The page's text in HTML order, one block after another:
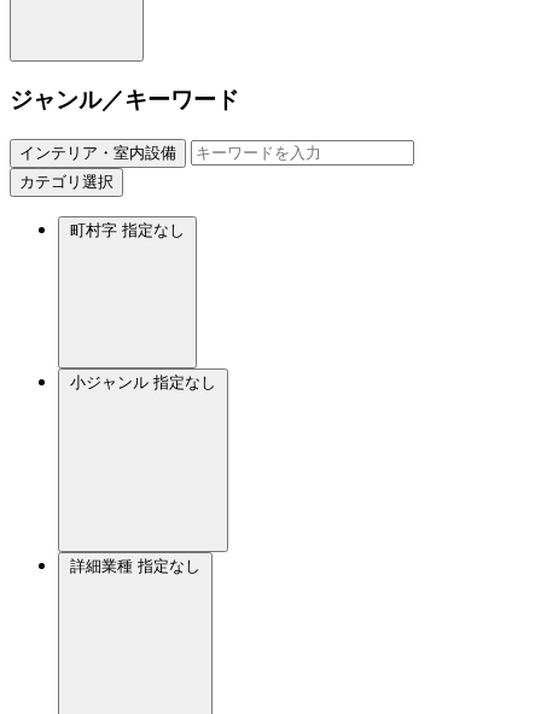
ジャンル／キーワード
インテリア・室内設備
カテゴリ選択
町村字 指定なし
小ジャンル 指定なし
詳細業種 指定なし